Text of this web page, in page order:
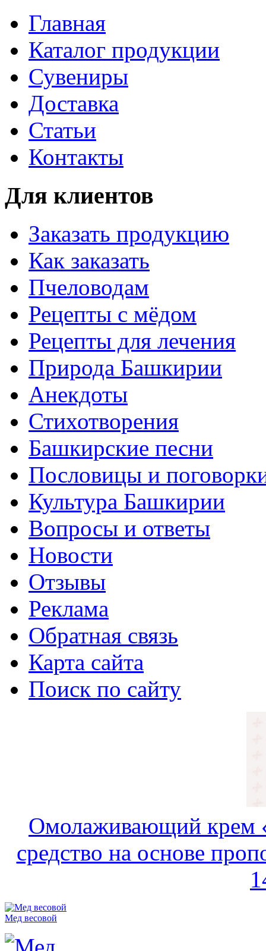
Главная
Каталог продукции
Сувениры
Доставка
Статьи
Контакты
Для клиентов
Заказать продукцию
Как заказать
Пчеловодам
Рецепты с мёдом
Рецепты для лечения
Природа Башкирии
Анекдоты
Стихотворения
Башкирские песни
Пословицы и
Культура Башкирии
Вопросы и ответы
Новости
Отзывы
Реклама
Обратная связь
Карта сайта
Поиск по сайту
Омолаживающий крем
средство на основе
Мед весовой